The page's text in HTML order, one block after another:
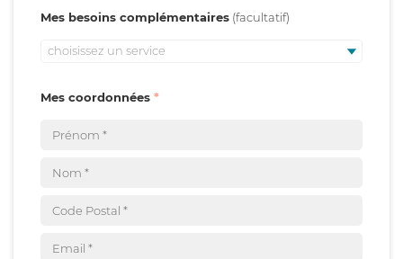
Mes besoins complémentaires
choisissez un service
Mes coordonnées